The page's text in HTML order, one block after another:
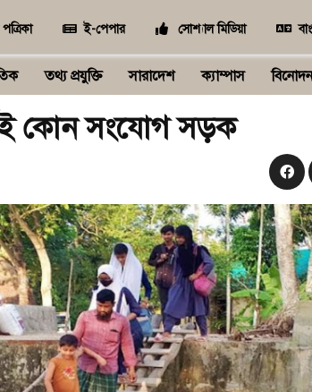
ই-পেপার সোশ্যাল মিডিয়া
তথ্য প্রযুক্তি সারাদেশ ক্যাম্পাস বিনোদন
কোন সংযোগ সড়ক